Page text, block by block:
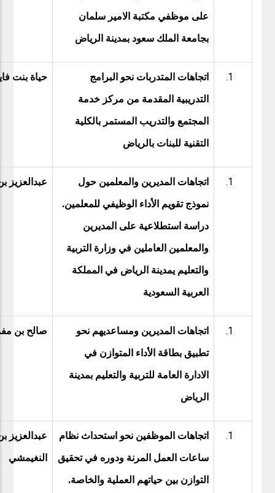
على موظفي مكتبة الامير سلمان
بجامعة الملك سعود بمدينة الرياض
اتجاهات المتدربات نحو البرامج
التدريبية المقدمة من مركز خدمة
المجتمع والتدريب المستمر بالكلية
التقنية للبنات بالرياض
حياة بنت
اتجاهات المديرين والمعلمين حول
نموذج تقويم الأداء الوظيفي للمعلمين.
دراسة استطلاعية على المديرين
والمعلمين العاملين في وزارة التربية
والتعليم يمدينة الرياض في المملكة
العربية السعودية
عبدالعزيز
اتجاهات المديرين ومساعديهم نحو
تطبيق بطاقة الأداء المتوازن في
الادارة العامة للتربية والتعليم بمدينة
الرياض
صالح بن
اتجاهات الموظفين نحو استحداث نظام
ساعات العمل المرنة ودوره في تحقيق
التوازن بين حياتهم العملية والخاصة.
عبدالعزيز
النغيمشي